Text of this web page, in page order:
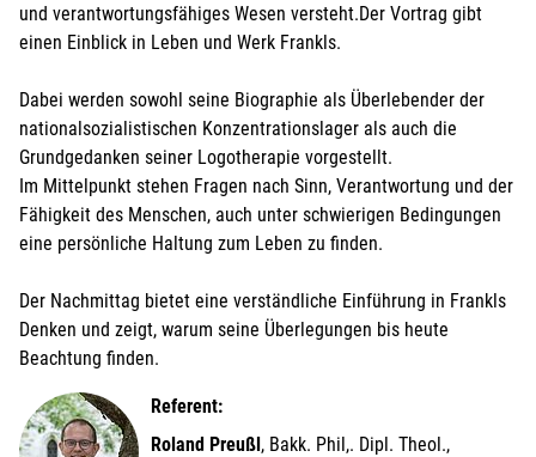
und verantwortungsfähiges Wesen versteht.Der Vortrag gibt
einen Einblick in Leben und Werk Frankls.
Dabei werden sowohl seine Biographie als Überlebender der
nationalsozialistischen Konzentrationslager als auch die
Grundgedanken seiner Logotherapie vorgestellt.
Im Mittelpunkt stehen Fragen nach Sinn, Verantwortung und der
Fähigkeit des Menschen, auch unter schwierigen Bedingungen
eine persönliche Haltung zum Leben zu finden.
Der Nachmittag bietet eine verständliche Einführung in Frankls
Denken und zeigt, warum seine Überlegungen bis heute
Beachtung finden.
Referent:
Roland Preußl, Bakk. Phil,. Dipl. Theol.,